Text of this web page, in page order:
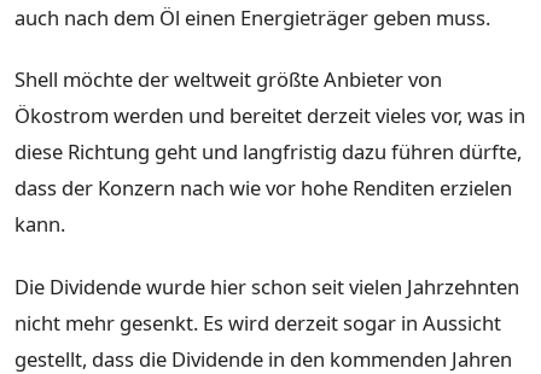
auch nach dem Öl einen Energieträger geben muss.
Shell möchte der weltweit größte Anbieter von
Ökostrom werden und bereitet derzeit vieles vor, was in
diese Richtung geht und langfristig dazu führen dürfte,
dass der Konzern nach wie vor hohe Renditen erzielen
kann.
Die Dividende wurde hier schon seit vielen Jahrzehnten
nicht mehr gesenkt. Es wird derzeit sogar in Aussicht
gestellt, dass die Dividende in den kommenden Jahren